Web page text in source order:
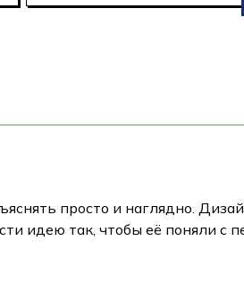
просто и наглядно.
идею так, чтобы её поняли с